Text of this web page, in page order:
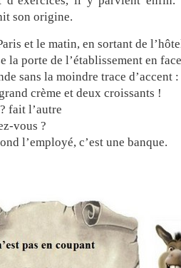
son origine.
et le matin, en sortant de
la porte de l’établissement en
sans la moindre trace d’accent :
crème et deux croissants !
fait l’autre
vous ?
l’employé, c’est une banque.